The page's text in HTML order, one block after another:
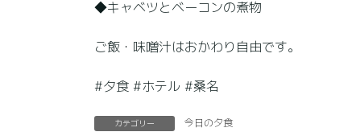
◆キャベツとベーコンの煮物
ご飯・味噌汁はおかわり自由です。
#夕食 #ホテル #桑名
カテゴリー 今日の夕食